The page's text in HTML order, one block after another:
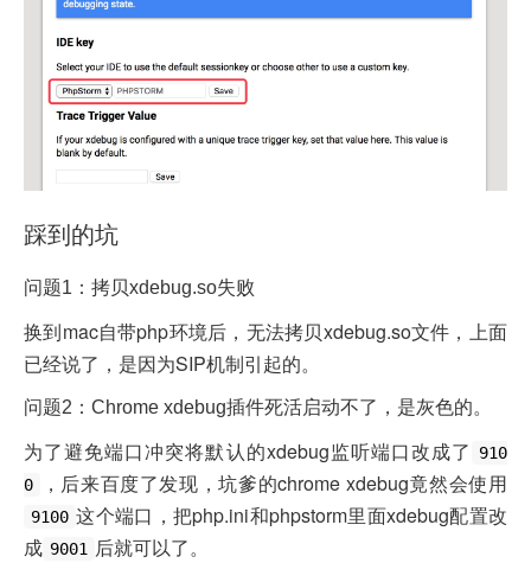
踩到的坑
问题1：拷贝xdebug.so失败
换到mac自带php环境后，无法拷贝xdebug.so文件，上面
已经说了，是因为SIP机制引起的。
问题2：Chrome xdebug插件死活启动不了，是灰色的。
为了避免端口冲突将默认的xdebug监听端口改成了
910
0
，后来百度了发现，坑爹的chrome xdebug竟然会使用
9100 这个端口，把php.ini和phpstorm里面xdebug配置改
成 9001 后就可以了。